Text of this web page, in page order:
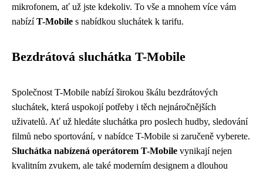
mikrofonem, ať už jste kdekoliv. To vše a mnohem více vám
nabízíT-Mobile s nabídkou sluchátek k tarifu.
Bezdrátová sluchátka T-Mobile
Společnost T-Mobile nabízí širokou škálu bezdrátových
sluchátek, která uspokojí potřeby i těch nejnáročnějších
uživatelů. Ať už hledáte sluchátka pro poslech hudby, sledování
filmů nebo sportování, v nabídce T-Mobile si zaručeně vyberete.
Sluchátka nabízená operátorem T-Mobile vynikají nejen
kvalitním zvukem, ale také moderním designem a dlouhou